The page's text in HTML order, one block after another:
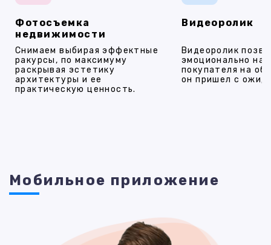
Фотосъемка
недвижимости
Снимаем выбирая эффектные
ракурсы, по максимуму
раскрывая эстетику
архитектуры и ее
практическую ценность.
Видеоролик
Видеоролик
эмоционально
покупателя на
он пришел с
Мобильное приложение